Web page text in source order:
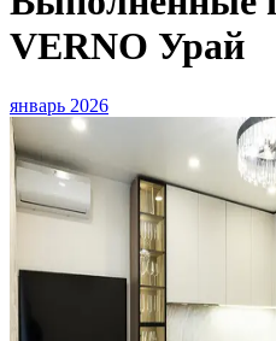
VERNO Урай
январь 2026